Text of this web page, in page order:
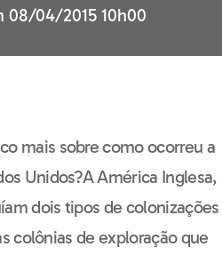
08/04/2015 10h00
mais sobre como ocorreu a
Unidos?A América Inglesa,
dois tipos de colonizações
colônias de exploração que